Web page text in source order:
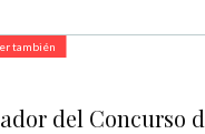
también
del Concurso